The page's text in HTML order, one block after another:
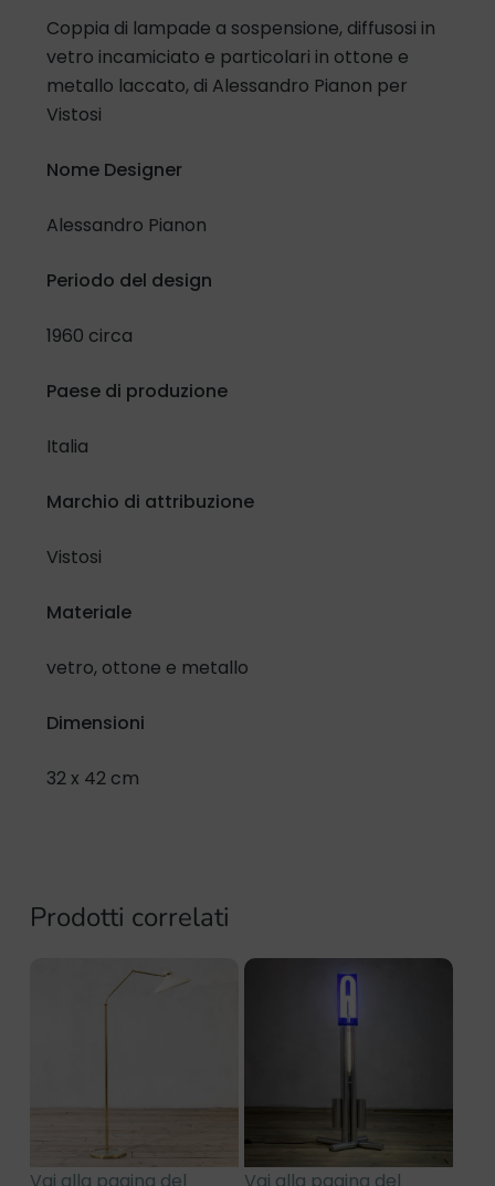
di protezione dati personali
Inoltre, riguardo al trattamento dei miei dati per attività di
Coppia di lampade a sospensione, diffusosi in
vetro incamiciato e particolari in ottone e
metallo laccato, di Alessandro Pianon per
Vistosi
Nome Designer
Alessandro Pianon
Periodo del design
1960 circa
Paese di produzione
Italia
Marchio di attribuzione
Vistosi
Materiale
vetro, ottone e metallo
Dimensioni
32 x 42 cm
Prodotti correlati
Vai alla pagina del Vai alla pagina del